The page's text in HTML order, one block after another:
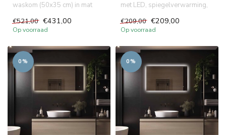
waskom (50x35 cm) in mat
cement kleur . Ovale vorm, ke...
€521,00 €431,00
Op voorraad
met LED, spiegelverwarming,
touchbediening en IP44. Lu...
€209,00 €209,00
Op voorraad
0% 0%